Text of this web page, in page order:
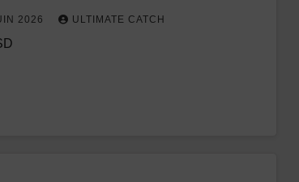
2026 ULTIMATE CATCH